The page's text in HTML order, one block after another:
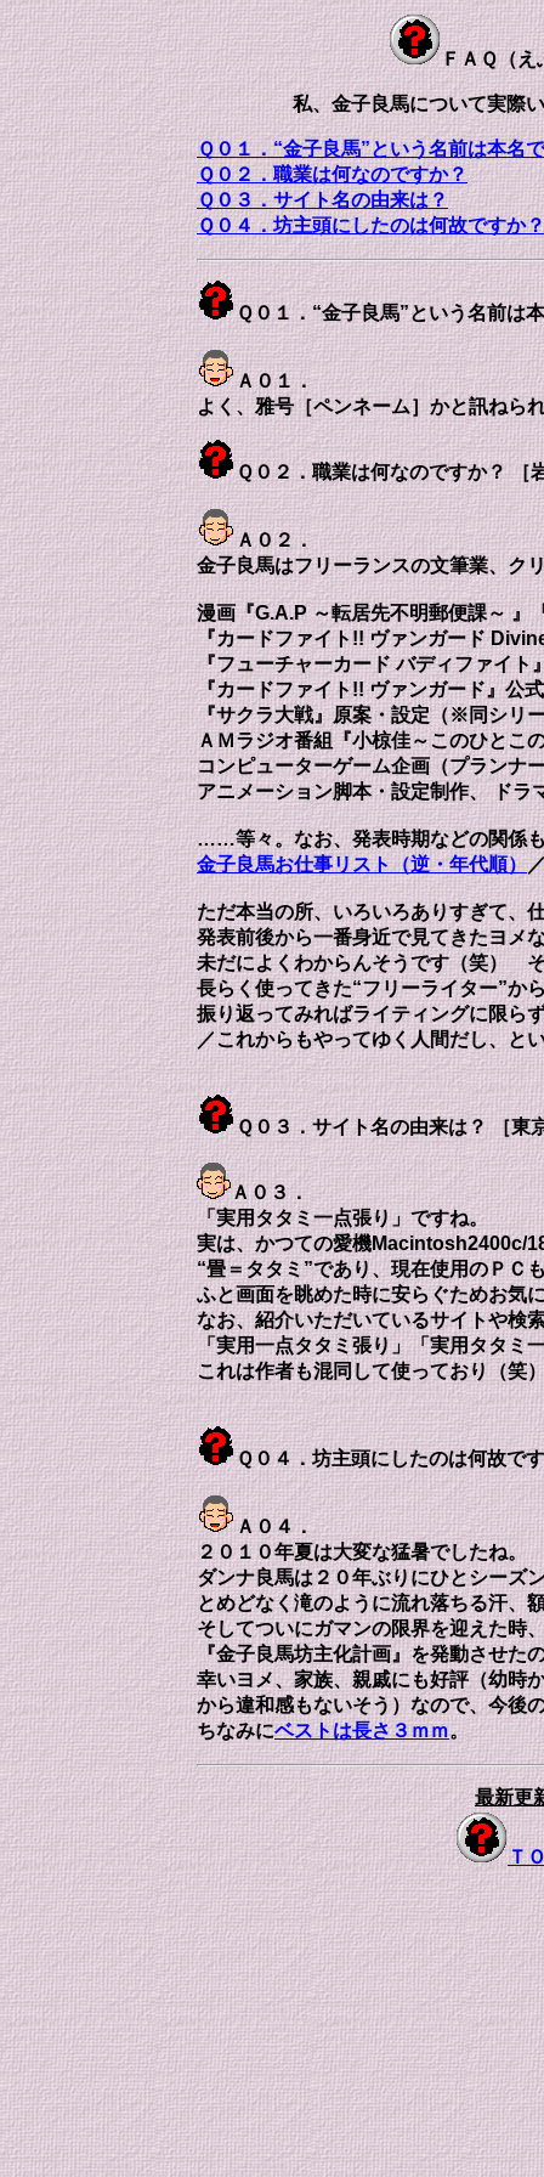
ＦＡＱ（え
私、金子良馬について実際
Ｑ０１．“金子良馬”という名前は本名
Ｑ０２．職業は何なのですか？
Ｑ０３．サイト名の由来は？
Ｑ０４．坊主頭にしたのは何故ですか？
Ｑ０１．“金子良馬”という名前は
Ａ０１．
よく、雅号［ペンネーム］かと訊ねら
Ｑ０２．職業は何なのですか？ ［
Ａ０２．
金子良馬はフリーランスの文筆業、ク
漫画『G.A.P ～転居先不明郵便課～ 』
『カードファイト!! ヴァンガード
『フューチャーカード バディファイト
『カードファイト!! ヴァンガード』公
『サクラ大戦』原案・設定（※同シリ
ＡＭラジオ番組『小椋佳～このひとこ
コンピューターゲーム企画（プランナ
アニメーション脚本・設定制作、 ドラ
……等々。なお、発表時期などの関係
金子良馬お仕事リスト（逆・年代順）
ただ本当の所、いろいろありすぎて、
発表前後から一番身近で見てきたヨメ
未だによくわからんそうです（笑）
長らく使ってきた“フリーライター”か
振り返ってみればライティングに限ら
／これからもやってゆく人間だし、と
Ｑ０３．サイト名の由来は？ ［東
Ａ０３．
「実用タタミ一点張り」ですね。
実は、かつての愛機Macintosh2400c/
“畳＝タタミ”であり、現在使用のＰＣ
ふと画面を眺めた時に安らぐためお気
なお、紹介いただいているサイトや検
「実用一点タタミ張り」「実用タタミ
これは作者も混同して使っており（笑
Ｑ０４．坊主頭にしたのは何故で
Ａ０４．
２０１０年夏は大変な猛暑でしたね。
ダンナ良馬は２０年ぶりにひとシーズ
とめどなく滝のように流れ落ちる汗
そしてついにガマンの限界を迎えた時
『金子良馬坊主化計画』を発動させた
幸いヨメ、家族、親戚にも好評（幼時
から違和感もないそう）なので、今後
ちなみにベストは長さ３ｍｍ。
最新更
Ｔ